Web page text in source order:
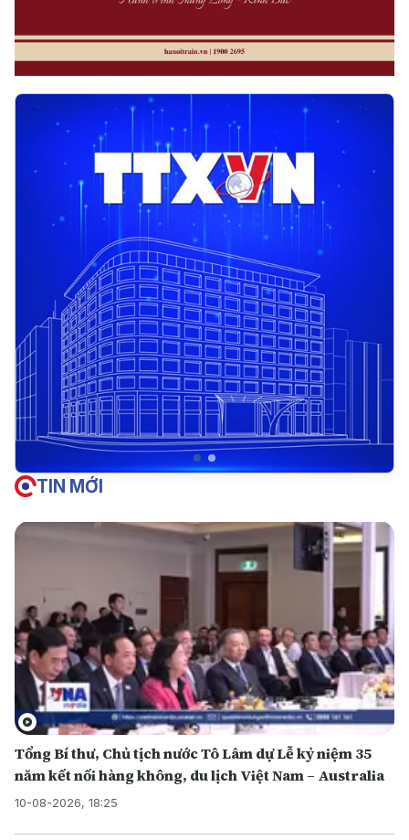
TIN MỚI
Tổng Bí thư, Chủ tịch nước Tô Lâm dự Lễ kỷ niệm 35
năm kết nối hàng không, du lịch Việt Nam – Australia
10-08-2026, 18:25